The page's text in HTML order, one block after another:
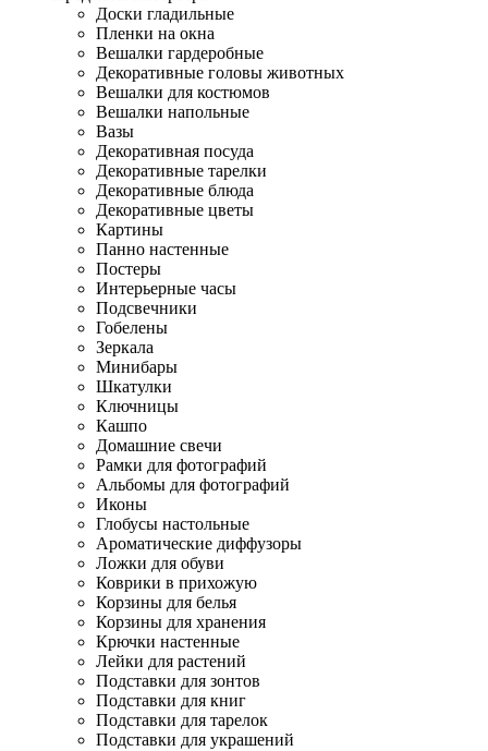
Доски гладильные
Пленки на окна
Вешалки гардеробные
Декоративные головы животных
Вешалки для костюмов
Вешалки напольные
Вазы
Декоративная посуда
Декоративные тарелки
Декоративные блюда
Декоративные цветы
Картины
Панно настенные
Постеры
Интерьерные часы
Подсвечники
Гобелены
Зеркала
Минибары
Шкатулки
Ключницы
Кашпо
Домашние свечи
Рамки для фотографий
Альбомы для фотографий
Иконы
Глобусы настольные
Ароматические диффузоры
Ложки для обуви
Коврики в прихожую
Корзины для белья
Корзины для хранения
Крючки настенные
Лейки для растений
Подставки для зонтов
Подставки для книг
Подставки для тарелок
Подставки для украшений